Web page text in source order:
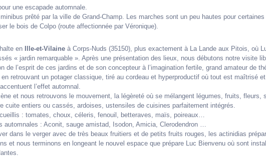
une escapade automnale.
prêté par la ville de Grand-Champ. Les marches sont un peu hautes pour
le bois de Colpo (route affectionnée par Véronique).
en Ille-et-Vilaine à Corps-Nuds (35150), plus exactement à La Lande aux Pitois, où
« jardin remarquable ». Après une présentation des lieux, nous débutons notre visite
de l’esprit de ces jardins et de son concepteur à l’imagination fertile, grand amateur de
retrouvant un potager classique, tiré au cordeau et hyperproductif où tout est maîtrisé
l’effet automnal.
et nous retrouvons le mouvement, la légèreté où se mélangent légumes, fruits, fleurs,
cuite entiers ou cassés, ardoises, ustensiles de cuisines parfaitement intégrés.
: tomates, choux, céleris, fenouil, betteraves, maïs, poireaux…
automnales : Aconit, sauge amistad, Isodon, Amicia, Clerodendron …
dans le verger avec de très beaux fruitiers et de petits fruits rouges, les actinidias
et nous terminons en longeant le nouvel espace que prépare Luc Bienvenu où sont